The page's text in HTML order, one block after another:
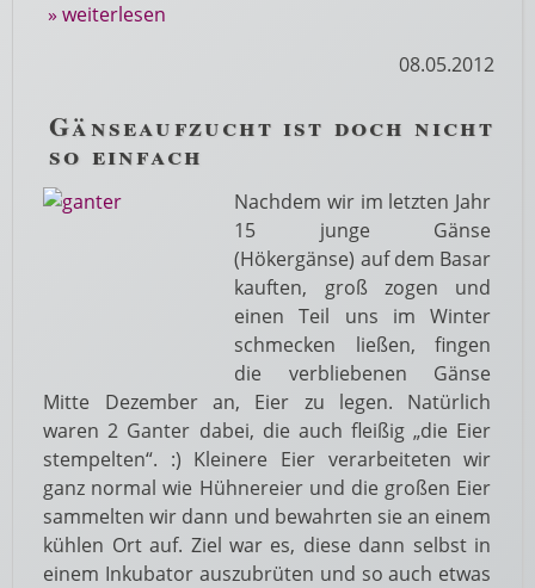
» weiterlesen
08.05.2012
Gänseaufzucht ist doch nicht
so einfach
Nachdem wir im letzten Jahr
15 junge Gänse
(Hökergänse) auf dem Basar
kauften, groß zogen und
einen Teil uns im Winter
schmecken ließen, fingen
die verbliebenen Gänse
Mitte Dezember an, Eier zu legen. Natürlich
waren 2 Ganter dabei, die auch fleißig „die Eier
stempelten“. :) Kleinere Eier verarbeiteten wir
ganz normal wie Hühnereier und die großen Eier
sammelten wir dann und bewahrten sie an einem
kühlen Ort auf. Ziel war es, diese dann selbst in
einem Inkubator auszubrüten und so auch etwas